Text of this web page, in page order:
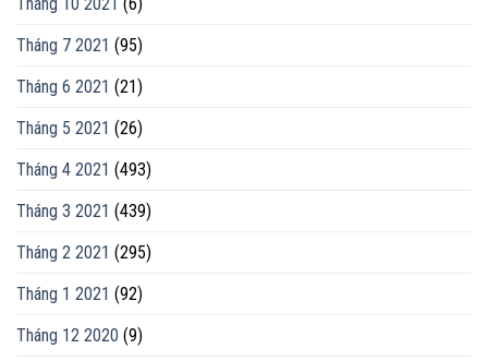
Tháng 7 2021 (95)
Tháng 6 2021 (21)
Tháng 5 2021 (26)
Tháng 4 2021 (493)
Tháng 3 2021 (439)
Tháng 2 2021 (295)
Tháng 1 2021 (92)
Tháng 12 2020 (9)